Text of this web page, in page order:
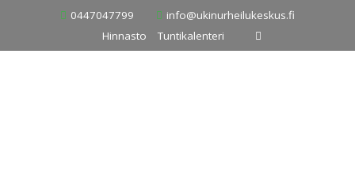
content
0447047799
info@ukinurheilukeskus.fi
Hinnasto
Tuntikalenteri